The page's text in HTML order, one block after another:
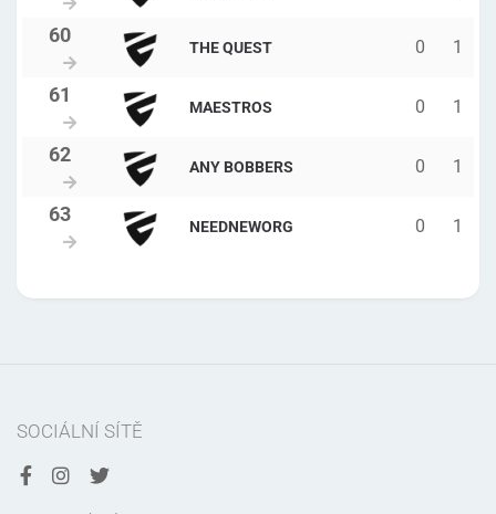
THE QUEST 0 1
MAESTROS 0 1
ANY BOBBERS 0 1
NEEDNEWORG 0 1
SOCIÁLNÍ SÍTĚ